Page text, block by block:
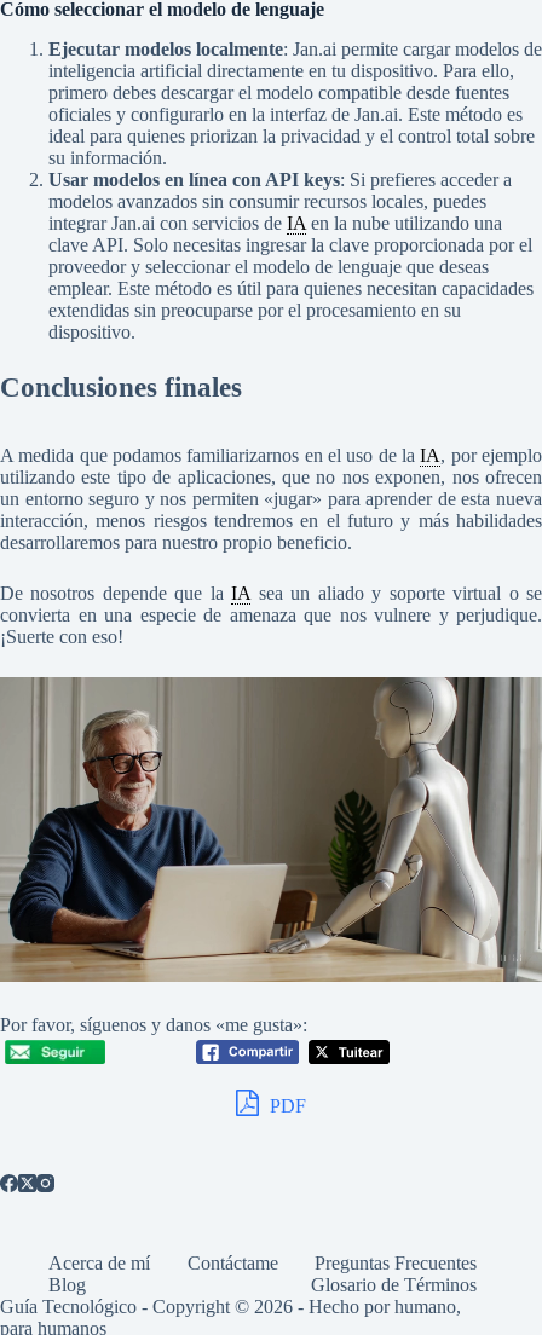
Cómo seleccionar el modelo de lenguaje
Ejecutar modelos localmente: Jan.ai permite cargar modelos de
inteligencia artificial directamente en tu dispositivo. Para ello,
primero debes descargar el modelo compatible desde fuentes
oficiales y configurarlo en la interfaz de Jan.ai. Este método es
ideal para quienes priorizan la privacidad y el control total sobre
su información.
Usar modelos en línea con API keys: Si prefieres acceder a
modelos avanzados sin consumir recursos locales, puedes
integrar Jan.ai con servicios de IA en la nube utilizando una
clave API. Solo necesitas ingresar la clave proporcionada por el
proveedor y seleccionar el modelo de lenguaje que deseas
emplear. Este método es útil para quienes necesitan capacidades
extendidas sin preocuparse por el procesamiento en su
dispositivo.
Conclusiones finales
A medida que podamos familiarizarnos en el uso de laIA, por ejemplo
utilizando este tipo de aplicaciones, que no nos exponen, nos ofrecen
un entorno seguro y nos permiten «jugar» para aprender de esta nueva
interacción, menos riesgos tendremos en el futuro y más habilidades
desarrollaremos para nuestro propio beneficio.
De nosotros depende que laIA sea un aliado y soporte virtual o se
convierta en una especie de amenaza que nos vulnere y perjudique.
¡Suerte con eso!
Por favor, síguenos y danos «me gusta»:
PDF
Acerca de mí Contáctame
Preguntas Frecuentes
Blog
Glosario de Términos
Guía Tecnológico - Copyright © 2026 - Hecho por humano,
para humanos